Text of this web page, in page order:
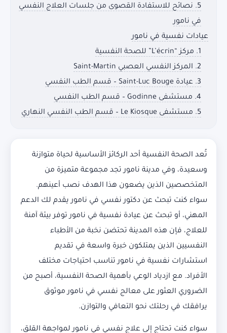
5. نصائح للاستفادة القصوى من جلسات العلاج النفسي
في نامور
عيادات نفسية في نامور
1. مركز “L’écrin” للصحة النفسية
2. المركز النفسي العصبي Saint-Martin
3. عيادة Saint-Luc Bouge – قسم الطب النفسي
4. مستشفى Godinne – قسم الطب النفسي
5. مستشفى Le Kiosque – قسم الطب النفسي النهاري
تُعد الصحة النفسية أحد الركائز الأساسية لحياة متوازنة
وسعيدة، وفي مدينة نامور تجد مجموعة متميزة من
المتخصصين الذين يضعون هذا الهدف نصب أعينهم.
سواء كنت تبحث عن دكتور نفسي في نامور يقدم لك الدعم
المهني، أو تبحث عن عيادة نفسية في نامور توفر بيئة آمنة
للعلاج، فإن هذه المدينة تحتضن نخبة من الأطباء
النفسيين الذين يمتلكون خبرة واسعة في تقديم
استشارات نفسية في نامور تناسب احتياجات مختلف
الأفراد. مع ازدياد الوعي بأهمية الصحة النفسية، أصبح من
الضروري العثور على معالج نفسي في نامور موثوق
يرافقك في رحلتك نحو التعافي والتوازن.
سواء كنت تحتاج إلى علاج نفسي في نامور لمواجهة القلق،